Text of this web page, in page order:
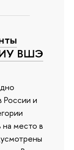
ВШЭ
России и
место в